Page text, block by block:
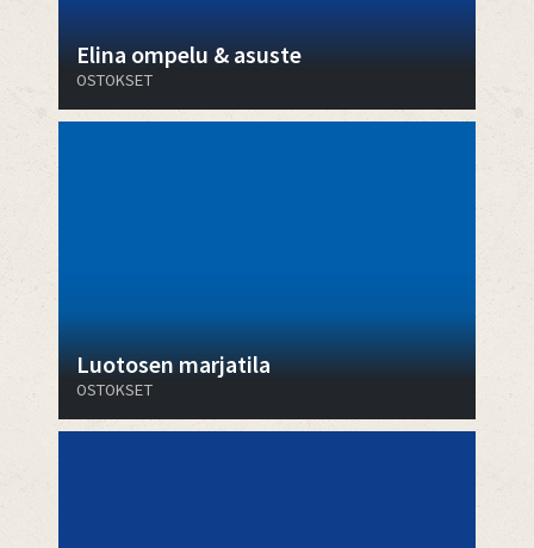
Elina ompelu & asuste
OSTOKSET
Luotosen marjatila
OSTOKSET